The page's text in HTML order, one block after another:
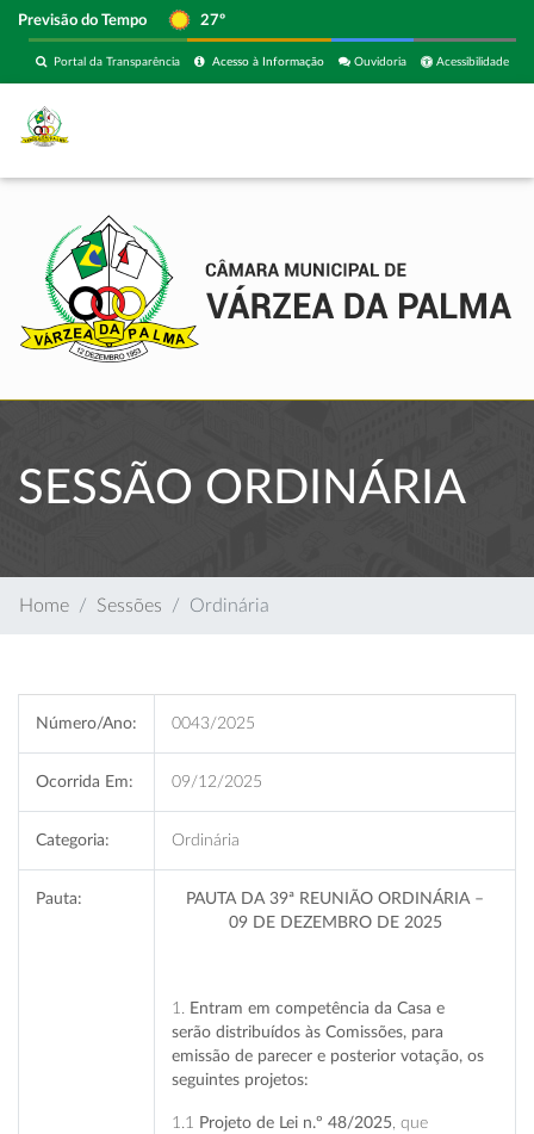
Previsão do Tempo 27º
Acessibilidade
Ouvidoria
Acesso à Informação
Portal da Transparência
SESSÃO ORDINÁRIA
Home Sessões Ordinária
Número/Ano: 0043/2025
Ocorrida Em: 09/12/2025
Categoria: Ordinária
Pauta:
PAUTA DA 39ª REUNIÃO ORDINÁRIA –
09 DE DEZEMBRO DE 2025
1. Entram em competência da Casa e
serão distribuídos às Comissões, para
emissão de parecer e posterior votação, os
seguintes projetos:
1.1 Projeto de Lei n.º 48/2025, que